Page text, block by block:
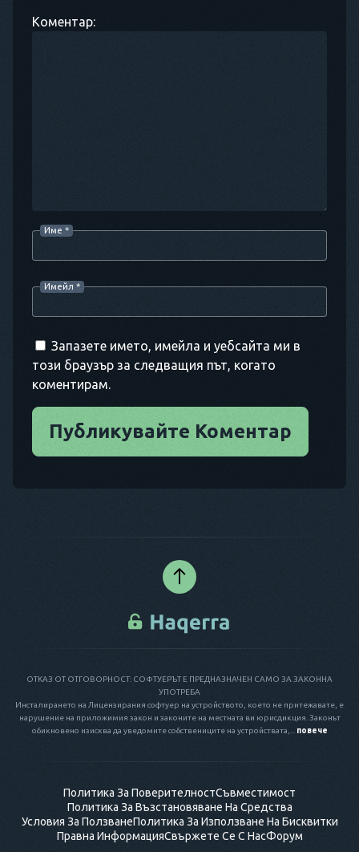
Коментар:
Име *
Имейл *
Запазете името, имейла и уебсайта ми в
този браузър за следващия път, когато
коментирам.
Публикувайте Коментар
ОТКАЗ ОТ ОТГОВОРНОСТ: СОФТУЕРЪТ Е ПРЕДНАЗНАЧЕН САМО ЗА ЗАКОННА
УПОТРЕБА
Инсталирането на Лицензирания софтуер на устройството, което не притежавате, е
нарушение на приложимия закон и законите на местната ви юрисдикция. Законът
обикновено изисква да уведомите собствениците на устройствата,...
повече
Политика За ПоверителностСъвместимост
Политика За Възстановяване На Средства
Условия За ПолзванеПолитика За Използване На Бисквитки
Правна ИнформацияСвържете Се С НасФорум